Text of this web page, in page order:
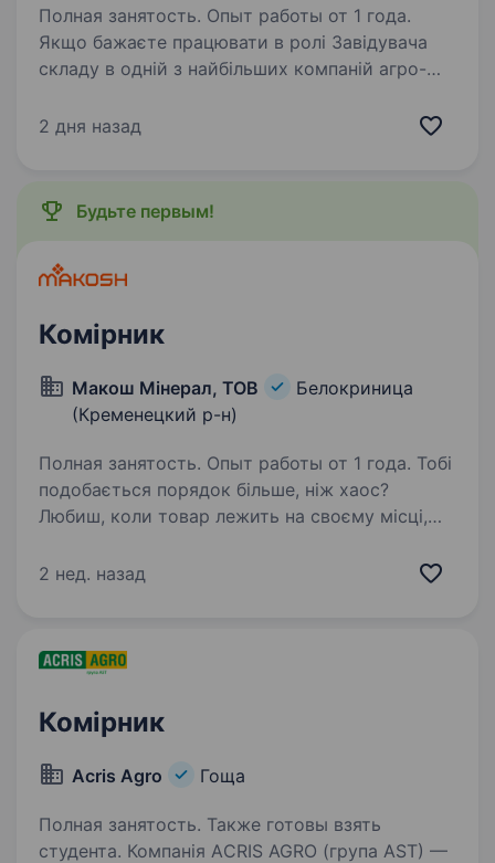
Полная занятость. Опыт работы от 1 года.
Якщо бажаєте працювати в ролі Завідувача
складу в одній з найбільших компаній агро-
вас! З нами ви можете робити свій внесок
2 дня назад
Будьте первым!
Комірник
Макош Мінерал, ТОВ
Белокриница
(Кременецкий р-н)
Полная занятость. Опыт работы от 1 года. Тобі
подобається порядок більше, ніж хаос?
Любиш, коли товар лежить на своєму місці,
як годинник? Тоді ця вакансія може бути саме
2 нед. назад
Комірник
Aсris Agro Гоща
Полная занятость. Также готовы взять
студента. Компанія AСRIS AGRO (група AST) —